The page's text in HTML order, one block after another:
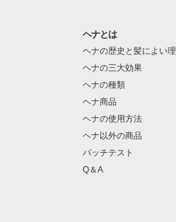
ヘナとは
ヘナの歴史と髪によい
ヘナの三大効果
ヘナの種類
ヘナ商品
ヘナの使用方法
ヘナ以外の商品
パッチテスト
Q＆A